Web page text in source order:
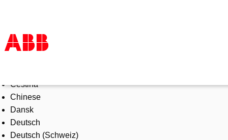
Products & Solutions
Industries
Services
About us
Where to buy
Čeština
Chinese
Dansk
Deutsch
Deutsch (Schweiz)